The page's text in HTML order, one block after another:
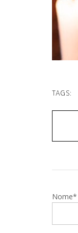
TAGS:
Nome*